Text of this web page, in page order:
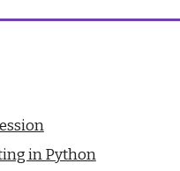
in Python